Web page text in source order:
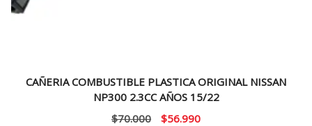
CAÑERIA COMBUSTIBLE PLASTICA ORIGINAL NISSAN
NP300 2.3CC AÑOS 15/22
$70.000
El
$56.990El